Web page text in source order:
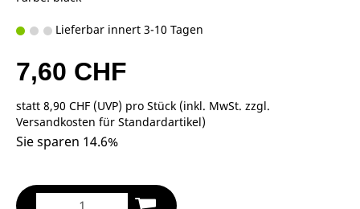
Lieferbar innert 3-10 Tagen
7,60 CHF
statt 8,90 CHF (UVP) pro Stück (inkl. MwSt. zzgl.
Versandkosten für Standardartikel)
Sie sparen 14.6%